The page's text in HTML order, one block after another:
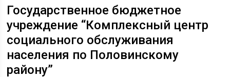
Государственное бюджетное
учреждение “Комплексный центр
социального обслуживания
населения по Половинскому
району”